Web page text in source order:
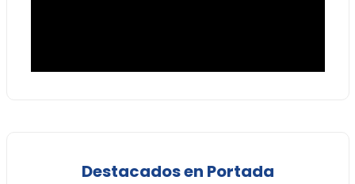
Destacados en Portada